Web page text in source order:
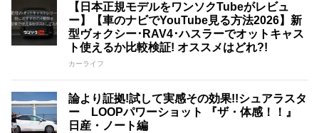
【日本正規モデルをワンソクTubeがレビュ
ー】【車のナビでYouTube見る方法2026】新
型ヴォクシー･RAV4･ハスラーでオットキャス
ト使えるか比較検証! オススメはどれ?!
カーライフ
論より証拠!試して実感その効果!!シュアラスタ
ー LOOPパワーショット 『ザ・体感！！』
日産・ノート編